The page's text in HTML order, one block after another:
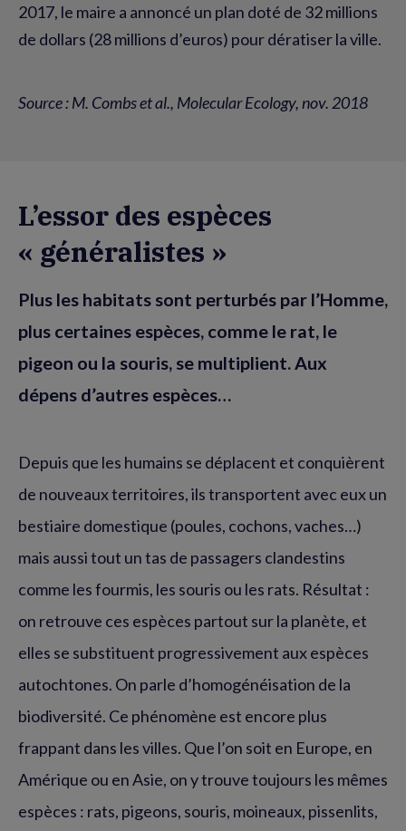
2017, le maire a annoncé un plan doté de 32 millions
de dollars (28 millions d’euros) pour dératiser la ville.
Source : M. Combs et al., Molecular Ecology, nov. 2018
L’essor des espèces
« généralistes »
Plus les habitats sont perturbés par l’Homme,
plus certaines espèces, comme le rat, le
pigeon ou la souris, se multiplient. Aux
dépens d’autres espèces…
Depuis que les humains se déplacent et conquièrent
de nouveaux territoires, ils transportent avec eux un
bestiaire domestique (poules, cochons, vaches…)
mais aussi tout un tas de passagers clandestins
comme les fourmis, les souris ou les rats. Résultat :
on retrouve ces espèces partout sur la planète, et
elles se substituent progressivement aux espèces
autochtones. On parle d’homogénéisation de la
biodiversité. Ce phénomène est encore plus
frappant dans les villes. Que l’on soit en Europe, en
Amérique ou en Asie, on y trouve toujours les mêmes
espèces : rats, pigeons, souris, moineaux, pissenlits,